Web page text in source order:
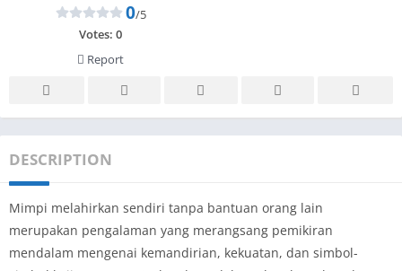
0/5
Votes: 0
Report
DESCRIPTION
Mimpi melahirkan sendiri tanpa bantuan orang lain
merupakan pengalaman yang merangsang pemikiran
mendalam mengenai kemandirian, kekuatan, dan simbol-